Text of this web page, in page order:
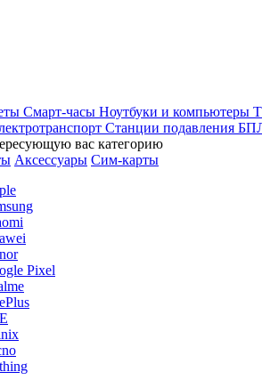
Смарт-часы Ноутбуки и компьютеры
Станции подавления
вас категорию
Аксессуары Сим-карты
Pixel